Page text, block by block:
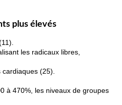
plus élevés
les radicaux libres,
(25).
à 470%, les niveaux de groupes